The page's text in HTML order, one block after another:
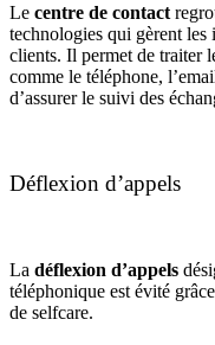
Le centre de contact
technologies qui gèrent les
clients. Il permet de traiter
comme le téléphone,
d’assurer le suivi des
Déflexion d’appels
La déflexion d’appels
téléphonique est évité
de selfcare.